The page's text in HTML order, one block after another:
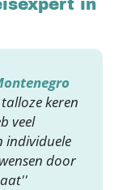
in
keren
veel
individuele
door